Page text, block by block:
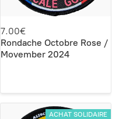
7.00€
Rondache Octobre Rose /
Movember 2024
ACHAT SOLIDAIRE